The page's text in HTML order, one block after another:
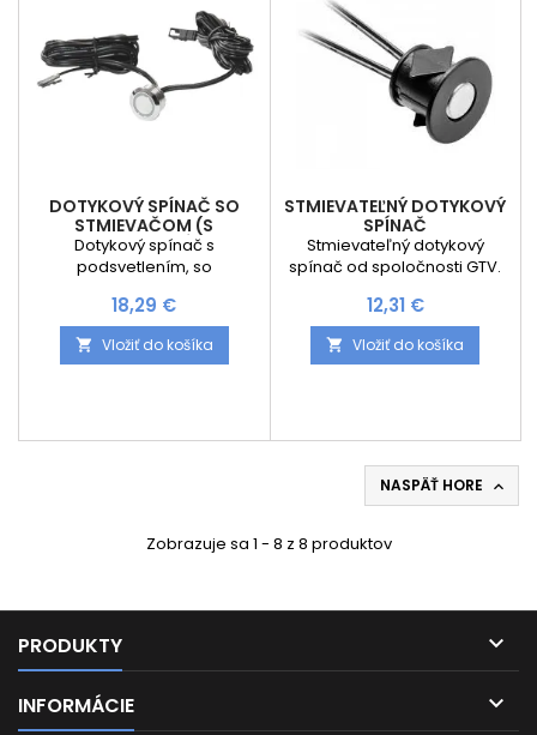
DOTYKOVÝ SPÍNAČ SO
STMIEVAČOM (S
PODSVETLENÍM)
Dotykový spínač s
podsvetlením, so
korpusu.
Cena
18,29 €
 Vložiť do košíka
STMIEVATEĽNÝ DOTYKOVÝ
SPÍNAČ
Stmievateľný dotykový
spínač od spoločnosti GTV.
Cena
12,31 €
 Vložiť do košíka
NASPÄŤ HORE 
Zobrazuje sa 1 - 8 z 8 produktov
PRODUKTY 
INFORMÁCIE 